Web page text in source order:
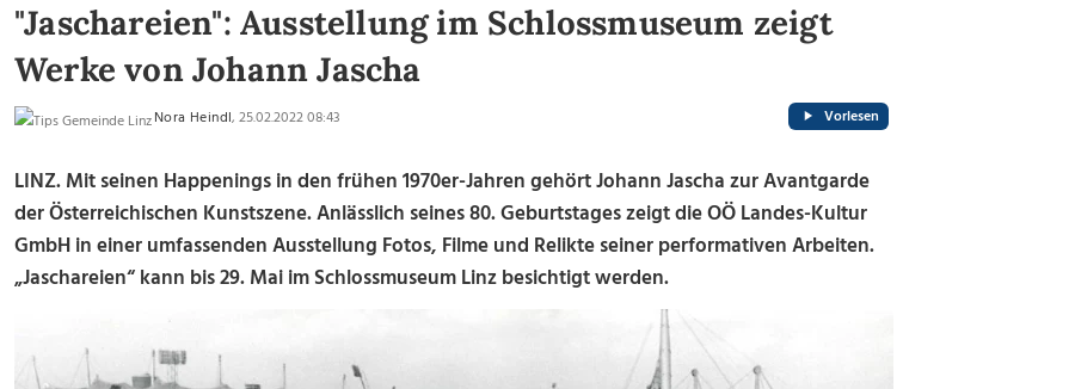
"Jaschareien": Ausstellung im Schlossmuseum zeigt
Werke von Johann Jascha
Nora Heindl, 25.02.2022 08:43 Vorlesen
LINZ. Mit seinen Happenings in den frühen 1970er-Jahren gehört Johann Jascha zur Avantgarde
der Österreichischen Kunstszene. Anlässlich seines 80. Geburtstages zeigt die OÖ Landes-Kultur
GmbH in einer umfassenden Ausstellung Fotos, Filme und Relikte seiner performativen Arbeiten.
„Jaschareien“ kann bis 29. Mai im Schlossmuseum Linz besichtigt werden.